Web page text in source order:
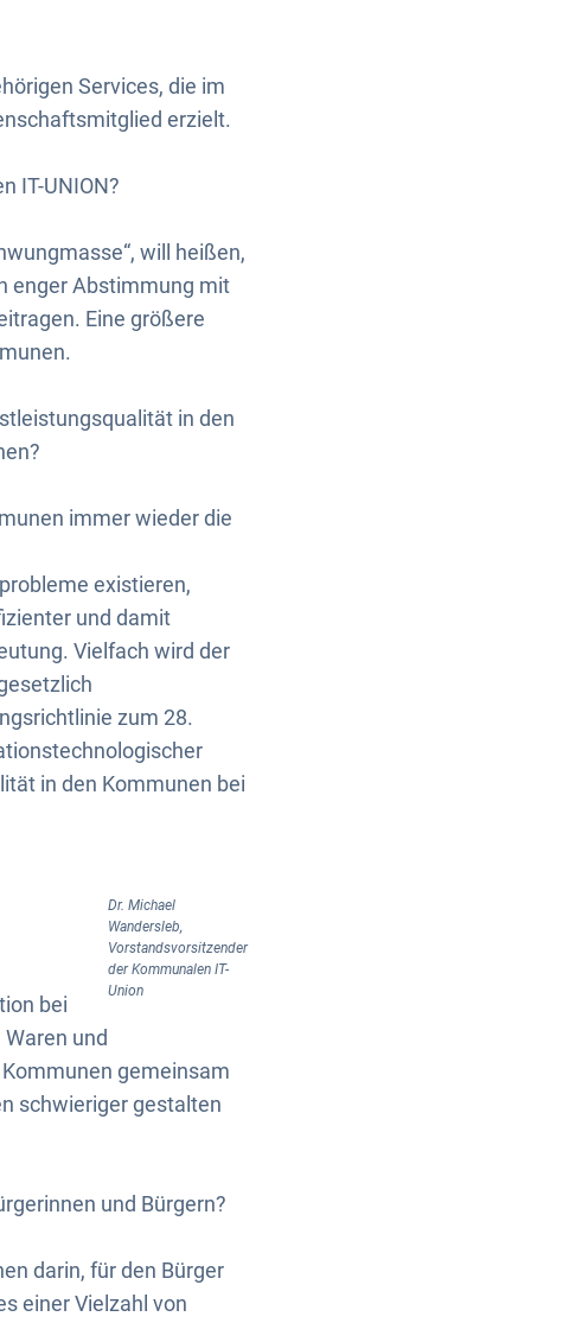
Services, die im
erzielt.
IT-UNION?
will heißen,
enger Abstimmung mit
Eine größere
in den
immer wieder die
existieren,
und damit
Vielfach wird der
zum 28.
in den Kommunen bei
Dr. Michael
Wandersleb,
Vorstandsvorsitzender
der Kommunalen IT-
Union
bei
und
gemeinsam
schwieriger gestalten
und Bürgern?
darin, für den Bürger
einer Vielzahl von